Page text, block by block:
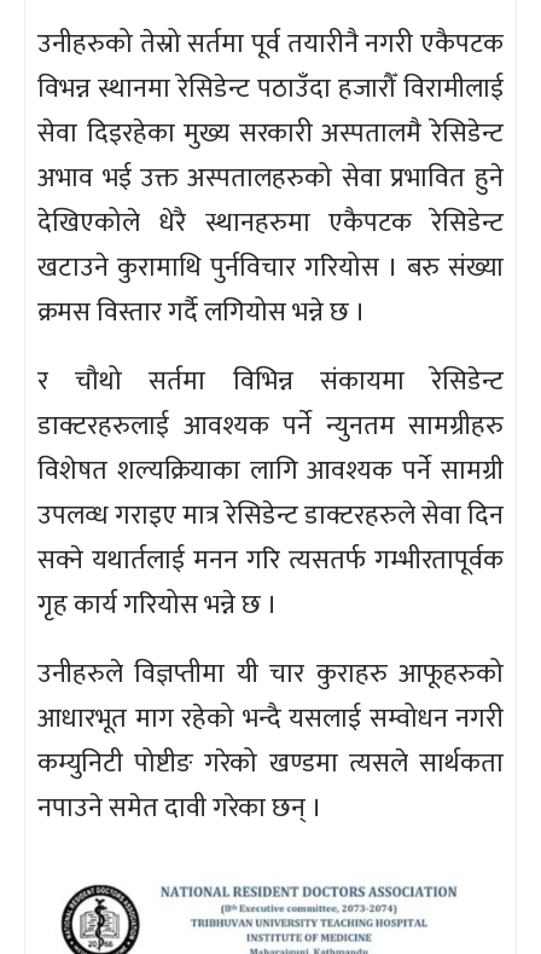
उनीहरुको तेस्रो सर्तमा पूर्व तयारीनै नगरी एकैपटक
विभन्न स्थानमा रेसिडेन्ट पठाउँदा हजारौँ विरामीलाई
सेवा दिइरहेका मुख्य सरकारी अस्पतालमै रेसिडेन्ट
अभाव भई उक्त अस्पतालहरुको सेवा प्रभावित हुने
देखिएकोले धेरै स्थानहरुमा एकैपटक रेसिडेन्ट
खटाउने कुरामाथि पुर्नविचार गरियोस । बरु संख्या
क्रमस विस्तार गर्दै लगियोस भन्ने छ ।
र चौथो सर्तमा विभिन्न संकायमा रेसिडेन्ट
डाक्टरहरुलाई आवश्यक पर्ने न्युनतम सामग्रीहरु
विशेषत शल्यक्रियाका लागि आवश्यक पर्ने सामग्री
उपलव्ध गराइए मात्र रेसिडेन्ट डाक्टरहरुले सेवा दिन
सक्ने यथार्तलाई मनन गरि त्यसतर्फ गम्भीरतापूर्वक
गृह कार्य गरियोस भन्ने छ ।
उनीहरुले विज्ञप्तीमा यी चार कुराहरु आफूहरुको
आधारभूत माग रहेको भन्दै यसलाई सम्वोधन नगरी
कम्युनिटी पोष्टीङ गरेको खण्डमा त्यसले सार्थकता
नपाउने समेत दावी गरेका छन् ।